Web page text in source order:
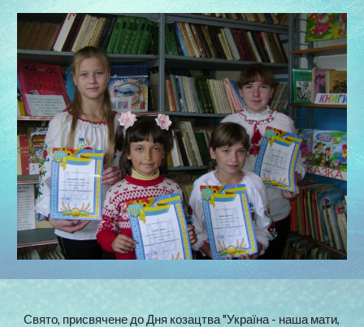
Свято, присвячене до Дня козацтва "Україна - наша мати,